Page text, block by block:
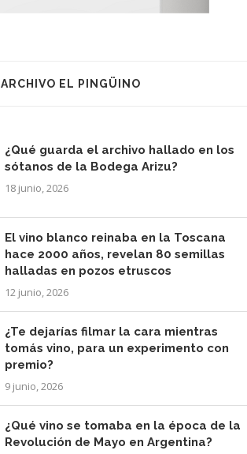
ARCHIVO EL PINGÜINO
¿Qué guarda el archivo hallado en los
sótanos de la Bodega Arizu?
18 junio, 2026
El vino blanco reinaba en la Toscana
hace 2000 años, revelan 80 semillas
halladas en pozos etruscos
12 junio, 2026
¿Te dejarías filmar la cara mientras
tomás vino, para un experimento con
premio?
9 junio, 2026
¿Qué vino se tomaba en la época de la
Revolución de Mayo en Argentina?